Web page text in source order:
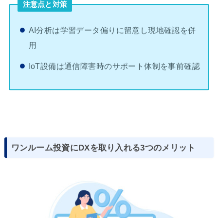
注意点と対策
AI分析は学習データ偏りに留意し現地確認を併
用
IoT設備は通信障害時のサポート体制を事前確認
ワンルーム投資にDXを取り入れる3つのメリット